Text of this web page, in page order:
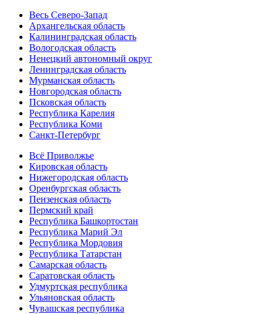
Весь Северо-Запад
Архангельская область
Калининградская область
Вологодская область
Ненецкий автономный округ
Ленинградская область
Мурманская область
Новгородская область
Псковская область
Республика Карелия
Республика Коми
Санкт-Петербург
Всё Приволжье
Кировская область
Нижегородская область
Оренбургская область
Пензенская область
Пермский край
Республика Башкортостан
Республика Марий Эл
Республика Мордовия
Республика Татарстан
Самарская область
Саратовская область
Удмуртская республика
Ульяновская область
Чувашская республика